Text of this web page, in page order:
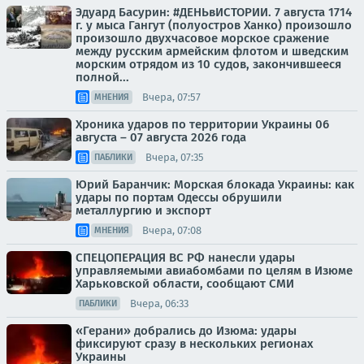
Эдуард Басурин: #ДЕНЬвИСТОРИИ. 7 августа 1714
г. у мыса Гангут (полуостров Ханко) произошло
произошло двухчасовое морское сражение
между русским армейским флотом и шведским
морским отрядом из 10 судов, закончившееся
полной...
МНЕНИЯ Вчера, 07:57
Хроника ударов по территории Украины 06
августа – 07 августа 2026 года
ПАБЛИКИ Вчера, 07:35
Юрий Баранчик: Морская блокада Украины: как
удары по портам Одессы обрушили
металлургию и экспорт
МНЕНИЯ Вчера, 07:08
СПЕЦОПЕРАЦИЯ ВС РФ нанесли удары
управляемыми авиабомбами по целям в Изюме
Харьковской области, сообщают СМИ
ПАБЛИКИ Вчера, 06:33
«Герани» добрались до Изюма: удары
фиксируют сразу в нескольких регионах
Украины